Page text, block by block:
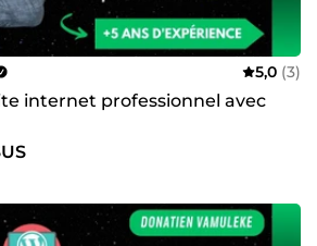
5,0 (3)
internet professionnel avec